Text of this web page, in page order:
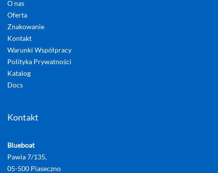
O nas
Oferta
Znakowanie
Kontakt
Warunki Współpracy
Polityka Prywatności
Katalog
Docs
Kontakt
Blueboat
Pawia 7/135,
05-500 Piaseczno